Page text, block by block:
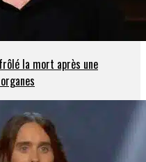
la mort après une